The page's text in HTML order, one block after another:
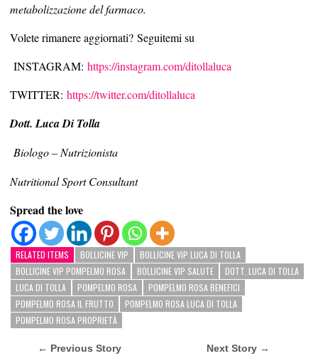
metabolizzazione del farmaco.
Volete rimanere aggiornati? Seguitemi su
INSTAGRAM: https://instagram.com/ditollaluca
TWITTER: https://twitter.com/ditollaluca
Dott. Luca Di Tolla
Biologo – Nutrizionista
Nutritional Sport Consultant
Spread the love
RELATED ITEMS BOLLICINE VIP
BOLLICINE VIP LUCA DI TOLLA
BOLLICINE VIP POMPELMO ROSA
BOLLICINE VIP SALUTE
DOTT. LUCA DI TOLLA
LUCA DI TOLLA
POMPELMO ROSA
POMPELMO ROSA BENEFICI
POMPELMO ROSA IL FRUTTO
POMPELMO ROSA LUCA DI TOLLA
POMPELMO ROSA PROPRIETÀ
← Previous Story Next Story →